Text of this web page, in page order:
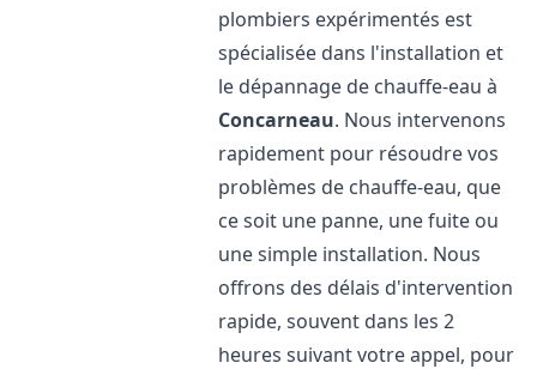
plombiers expérimentés est
spécialisée dans l'installation et
le dépannage de chauffe-eau à
Concarneau. Nous intervenons
rapidement pour résoudre vos
problèmes de chauffe-eau, que
ce soit une panne, une fuite ou
une simple installation. Nous
offrons des délais d'intervention
rapide, souvent dans les 2
heures suivant votre appel, pour